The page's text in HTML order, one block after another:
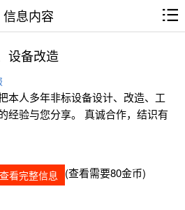
信息内容
设备改造
本人多年非标设备设计、改造、工
经验与您分享。 真诚合作，结识有
看完整信息 (查看需要80金币)